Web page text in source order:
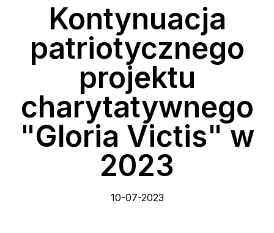
Kontynuacja
patriotycznego
projektu
charytatywnego
"Gloria Victis" w
2023
10-07-2023